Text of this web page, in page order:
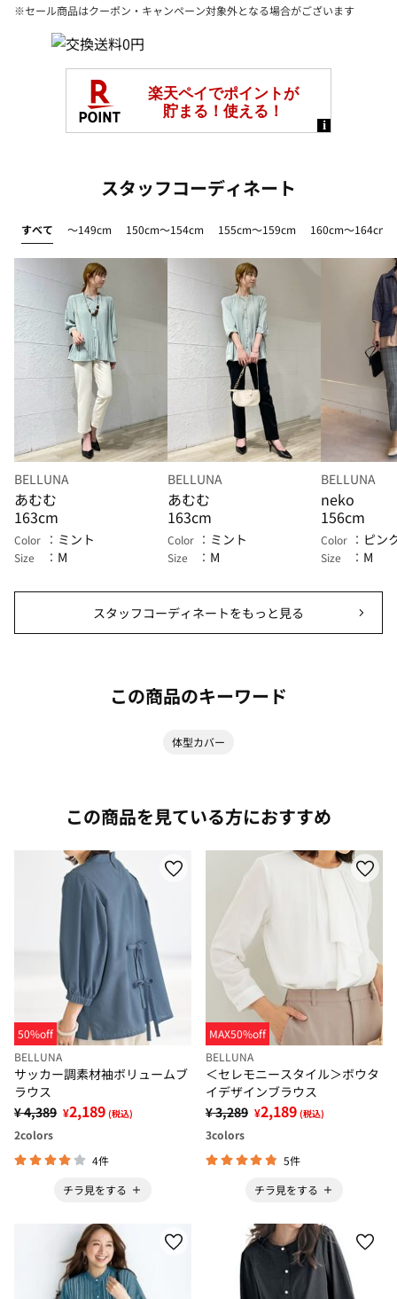
※セール商品はクーポン・キャンペーン対象外となる場合がございます
スタッフコーディネート
すべて ～149cm 150cm～154cm 155cm～159cm 160cm～164cm
BELLUNA
あむむ
163cm
Color ミント
Size M
BELLUNA
あむむ
163cm
Color ミント
Size M
BELLUNA
neko
156cm
Color ピン
Size M
スタッフコーディネートをもっと見る
この商品のキーワード
体型カバー
この商品を見ている方におすすめ
50%off
BELLUNA
サッカー調素材袖ボリュームブ
ラウス
¥ 4,389 ¥2,189 (税込)
2colors
4件
チラ見をする
MAX50%off
BELLUNA
＜セレモニースタイル＞ボウタ
イデザインブラウス
¥ 3,289 ¥2,189 (税込)
3colors
5件
チラ見をする